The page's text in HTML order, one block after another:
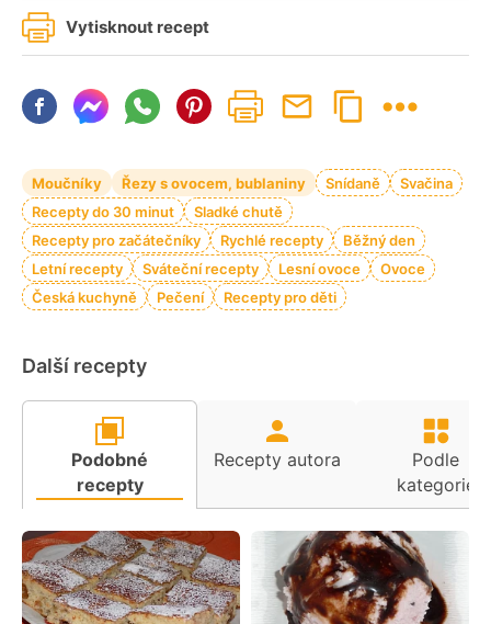
Vytisknout recept
Moučníky Řezy s ovocem, bublaniny Snídaně
Svačina
Recepty do 30 minut
Sladké chutě
Recepty pro začátečníky
Rychlé recepty
Běžný den
Letní recepty
Sváteční recepty Lesní ovoce
Ovoce
Česká kuchyně
Pečení Recepty pro děti
Další recepty
Podobné
recepty
Recepty autora
Podle
kategorie